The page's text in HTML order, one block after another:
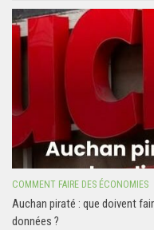
COMMENT FAIRE DES ÉCONOMIES
Auchan piraté : que doivent
données ?